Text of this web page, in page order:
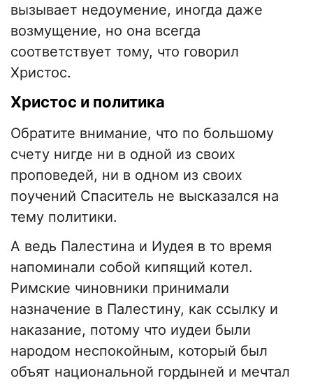
вызывает недоумение, иногда даже
возмущение, но она всегда
соответствует тому, что говорил
Христос.
Христос и политика
Обратите внимание, что по большому
счету нигде ни в одной из своих
проповедей, ни в одном из своих
поучений Спаситель не высказался на
тему политики.
А ведь Палестина и Иудея в то время
напоминали собой кипящий котел.
Римские чиновники принимали
назначение в Палестину, как ссылку и
наказание, потому что иудеи были
народом неспокойным, который был
объят национальной гордыней и мечтал